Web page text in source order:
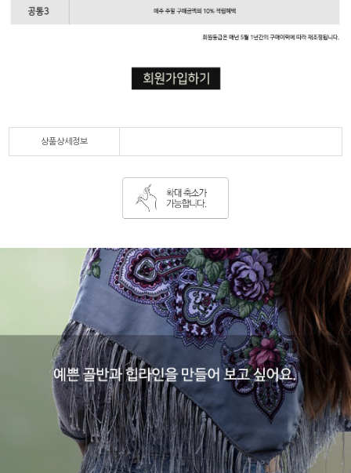
상품상세정보